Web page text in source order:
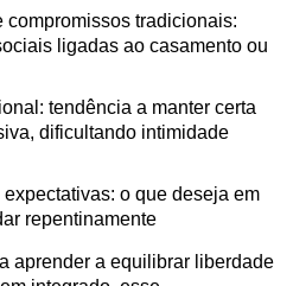
compromissos tradicionais:
ligadas ao casamento ou
tendência a manter certa
dificultando intimidade
o que deseja em
repentinamente
aprender a equilibrar liberdade